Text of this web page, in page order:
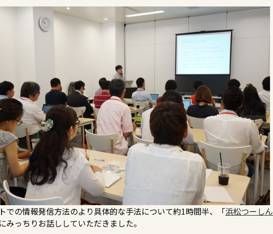
での情報発信方法のより具体的な手法について約1時間半、「浜松つーしん
みっちりお話ししていただきました。